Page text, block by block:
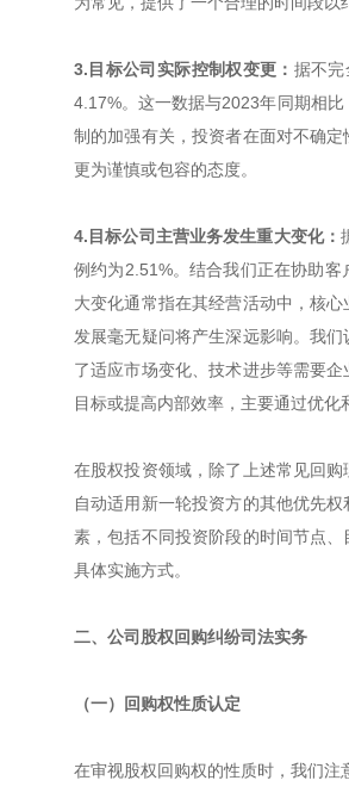
3.目标公司实际控制权变更： 据不
4.17%。这一数据与2023年同期相
制的加强有关，投资者在面对不确
更为谨慎或包容的态度。
4.目标公司主营业务发生重大变化：
例约为2.51%。结合我们正在协助
大变化通常指在其经营活动中，核
发展毫无疑问将产生深远影响。我
了适应市场变化、技术进步等需要
目标或提高内部效率，主要通过优化
在股权投资领域，除了上述常见回
自动适用新一轮投资方的其他优先
素，包括不同投资阶段的时间节点
具体实施方式。
二、公司股权回购纠纷司法实务
（一）回购权性质认定
在审视股权回购权的性质时，我们注